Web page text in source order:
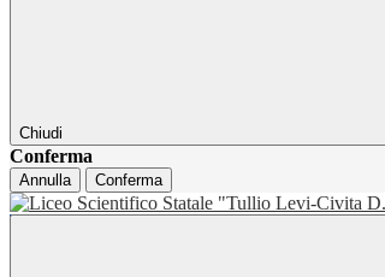
Chiudi
Conferma
Annulla Conferma